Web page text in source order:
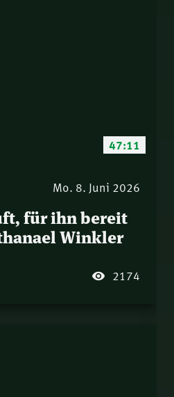
47:11
Mo. 8. Juni 2026
für ihn bereit
Winkler
2174